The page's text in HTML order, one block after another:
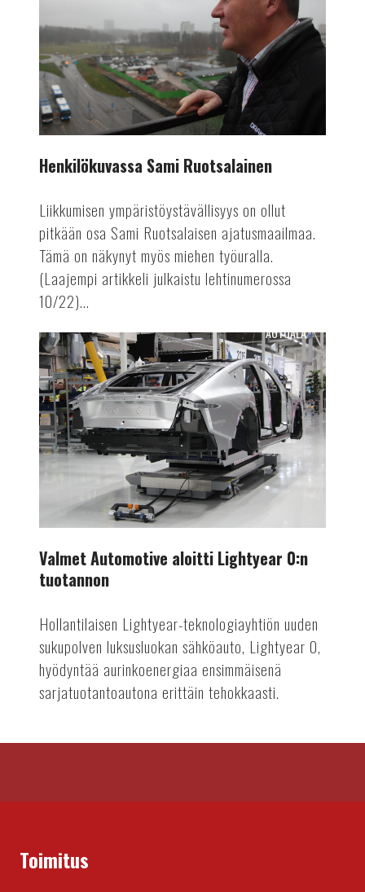
Henkilökuvassa Sami Ruotsalainen
Liikkumisen ympäristöystävällisyys on ollut
pitkään osa Sami Ruotsalaisen ajatusmaailmaa.
Tämä on näkynyt myös miehen työuralla.
(Laajempi artikkeli julkaistu lehtinumerossa
10/22)...
Valmet
Automotive
aloitti
Lightyear
0:n
tuotannon
AUTOALA
Valmet Automotive aloitti Lightyear 0:n
tuotannon
Hollantilaisen Lightyear-teknologiayhtiön uuden
sukupolven luksusluokan sähköauto, Lightyear 0,
hyödyntää aurinkoenergiaa ensimmäisenä
sarjatuotantoautona erittäin tehokkaasti.
Toimitus